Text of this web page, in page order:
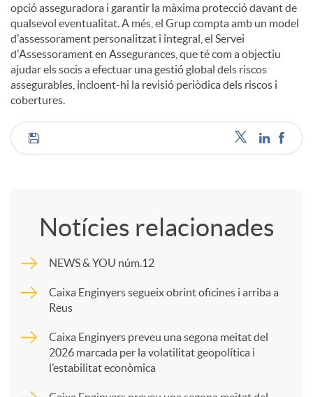
opció asseguradora i garantir la màxima protecció davant de
qualsevol eventualitat. A més, el Grup compta amb un model
d'assessorament personalitzat i integral, el Servei
d'Assessorament en Assegurances, que té com a objectiu
ajudar els socis a efectuar una gestió global dels riscos
assegurables, incloent-hi la revisió periòdica dels riscos i
cobertures.
C
p
a
Notícies relacionades
NEWS & YOU núm.12
Caixa Enginyers segueix obrint oficines i arriba a
Reus
Caixa Enginyers preveu una segona meitat del
2026 marcada per la volatilitat geopolítica i
l’estabilitat econòmica